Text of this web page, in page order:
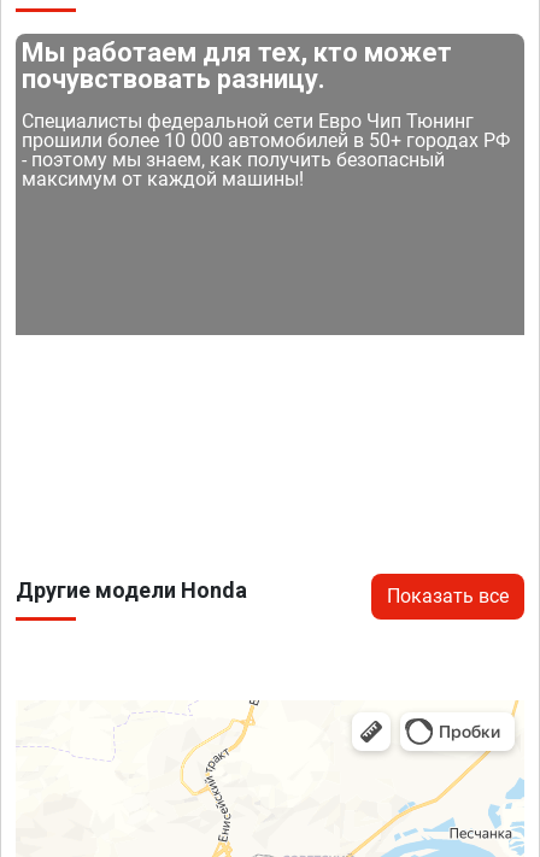
Мы работаем для тех, кто может
почувствовать разницу.
Специалисты федеральной сети Евро Чип Тюнинг
прошили более 10 000 автомобилей в 50+ городах РФ
- поэтому мы знаем, как получить безопасный
максимум от каждой машины!
Другие модели Honda Показать все